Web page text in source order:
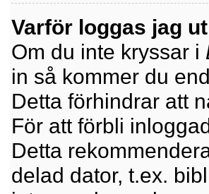
Varför loggas jag
Om du inte kryssar i
in så kommer du
Detta förhindrar att
För att förbli
Detta
delad dator, t.ex.